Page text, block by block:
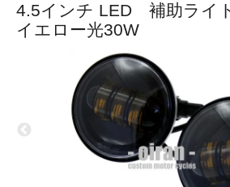
4.5インチ LED 補助ライ
イエロー光30W